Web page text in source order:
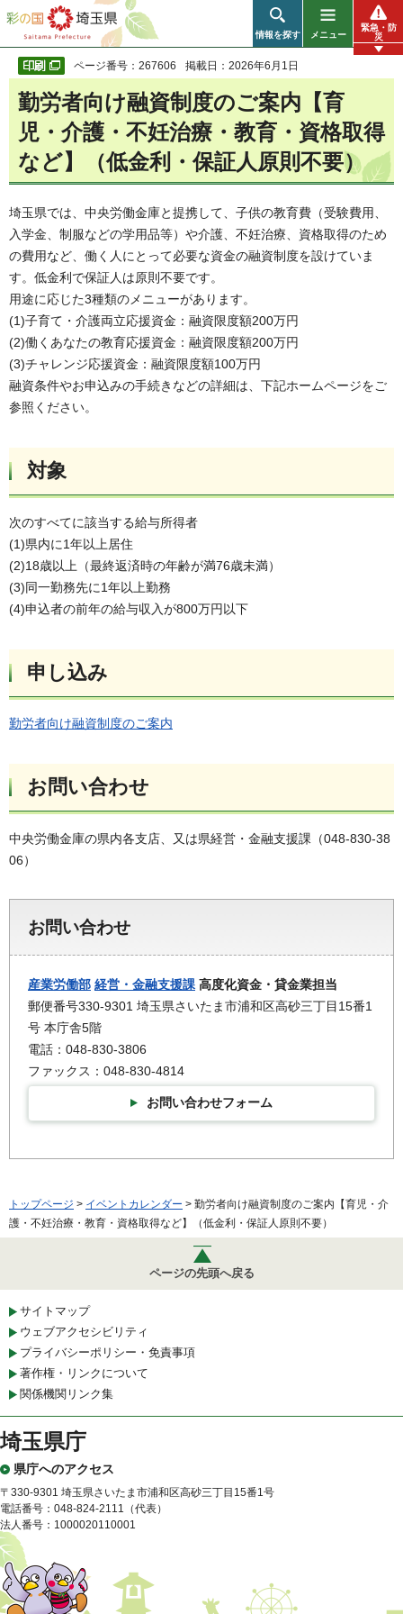
彩の国 埼玉県
情報を探す メニュー
緊急・防
災
ページ番号：267606 掲載日：2026年6月1日
勤労者向け融資制度のご案内【育
児・介護・不妊治療・教育・資格取得
など】（低金利・保証人原則不要）
埼玉県では、中央労働金庫と提携して、子供の教育費（受験費用、
入学金、制服などの学用品等）や介護、不妊治療、資格取得のため
の費用など、働く人にとって必要な資金の融資制度を設けていま
す。低金利で保証人は原則不要です。
用途に応じた3種類のメニューがあります。
(1)子育て・介護両立応援資金：融資限度額200万円
(2)働くあなたの教育応援資金：融資限度額200万円
(3)チャレンジ応援資金：融資限度額100万円
融資条件やお申込みの手続きなどの詳細は、下記ホームページをご
参照ください。
対象
次のすべてに該当する給与所得者
(1)県内に1年以上居住
(2)18歳以上（最終返済時の年齢が満76歳未満）
(3)同一勤務先に1年以上勤務
(4)申込者の前年の給与収入が800万円以下
申し込み
勤労者向け融資制度のご案内
お問い合わせ
中央労働金庫の県内各支店、又は県経営・金融支援課（048-830-38
06）
お問い合わせ
産業労働部 経営・金融支援課 高度化資金・貸金業担当
郵便番号330-9301 埼玉県さいたま市浦和区高砂三丁目15番1
号 本庁舎5階
電話：048-830-3806
ファックス：048-830-4814
お問い合わせフォーム
トップページ > イベントカレンダー > 勤労者向け融資制度のご案内【育児・介
護・不妊治療・教育・資格取得など】（低金利・保証人原則不要）
ページの先頭へ戻る
サイトマップ
ウェブアクセシビリティ
プライバシーポリシー・免責事項
著作権・リンクについて
関係機関リンク集
埼玉県庁
県庁へのアクセス
〒330-9301 埼玉県さいたま市浦和区高砂三丁目15番1号
電話番号：048-824-2111（代表）
法人番号：1000020110001